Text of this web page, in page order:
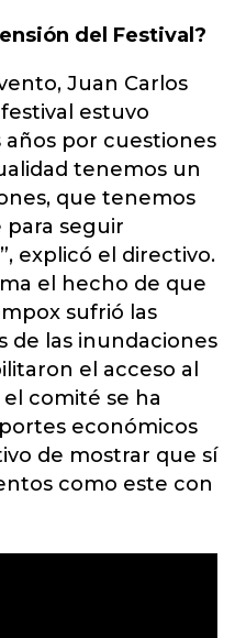
del Festival?
Juan Carlos
estuvo
por cuestiones
tenemos un
que tenemos
seguir
explicó el directivo.
el hecho de que
sufrió las
de las inundaciones
el acceso al
comité se ha
económicos
de mostrar que sí
como este con